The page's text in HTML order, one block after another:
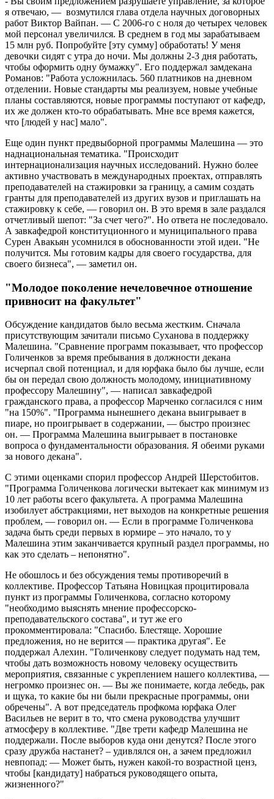
я отвечаю, — возмутился глава отдела научных договорных
работ Виктор Вайпан. — С 2006-го с ноля до четырех человек
мой персонал увеличился. В среднем в год мы зарабатываем
15 млн руб. Попробуйте [эту сумму] обработать! У меня
девочки сидят с утра до ночи. Мы должны 2-3 дня работать,
чтобы оформить одну бумажку". Его поддержал замдекана
Романов: "Работа усложнилась. 560 платников на дневном
отделении. Новые стандарты мы реализуем, новые учебные
планы составляются, новые программы поступают от кафедр,
их же должен кто-то обрабатывать. Мне все время кажется,
что [людей у нас] мало".
Еще один пункт предвыборной программы Малешина — это
наднациональная тематика. "Происходит
интернационализация научных исследований. Нужно более
активно участвовать в международных проектах, отправлять
преподавателей на стажировки за границу, а самим создать
гранты для преподавателей из других вузов и приглашать на
стажировку к себе, — говорил он. В это время в зале раздался
отчетливый шепот: "За счет чего?". Но ответа не последовало.
А завкафедрой конституционного и муниципального права
Сурен Авакьян усомнился в обоснованности этой идеи. "Не
получится. Мы готовим кадры для своего государства, для
своего бизнеса", — заметил он.
"Молодое поколение нечеловечное отношение
привносит на факультет"
Обсуждение кандидатов было весьма жестким. Сначала
присутствующим зачитали письмо Суханова в поддержку
Малешина. "Сравнение программ показывает, что профессор
Голиченков за время пребывания в должности декана
исчерпал свой потенциал, и для юрфака было бы лучше, если
бы он передал свою должность молодому, инициативному
профессору Малешину", — написал завкафедрой
гражданского права, а профессор Марченко согласился с ним
"на 150%". "Программа нынешнего декана выигрывает в
пиаре, но проигрывает в содержании, — быстро произнес
он. — Программа Малешина выигрывает в постановке
вопроса о фундаментальности образования. Я обеими руками
за нового декана".
С этими оценками спорил профессор Андрей Шерстобитов.
"Программа Голиченкова логически вытекает как минимум из
10 лет работы всего факультета. А программа Малешина
изобилует абстракциями, нет выходов на конкретные решения
проблем, — говорил он. — Если в программе Голиченкова
задача быть среди первых в юрмире – это начало, то у
Малешина этим заканчивается крупный раздел программы, но
как это сделать – непонятно".
Не обошлось и без обсуждения темы противоречий в
коллективе. Профессор Татьяна Новицкая процитировала
пункт из программы Голиченкова, согласно которому
"необходимо выяснять мнение профессорско-
преподавательского состава", и тут же его
прокомментировала: "Спасибо. Блестяще. Хорошие
предложения, но не верится — практика другая". Ее
поддержал Алехин. "Голиченкову следует подумать над тем,
чтобы дать возможность новому человеку осуществить
мероприятия, связанные с укреплением нашего коллектива, —
негромко произнес он. — Вы же понимаете, когда лебедь, рак
и щука, то какие бы ни были прекрасные программы, они
обречены". А вот председатель профкома юрфака Олег
Васильев не верит в то, что смена руководства улучшит
атмосферу в коллективе. "Две трети кафедр Малешина не
поддержали. После выборов куда они денутся? После этого
сразу дружба настанет? – удивлялся он, а зачем предложил
невпопад: — Может быть, нужен какой-то возрастной ценз,
чтобы [кандидату] набраться руководящего опыта,
жизненного?"